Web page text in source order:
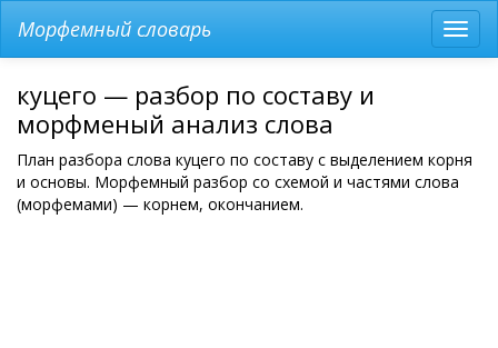
меню
Морфемный словарь
куцего — разбор по составу и
морфменый анализ слова
План разбора слова куцего по составу с выделением корня
и основы. Морфемный разбор со схемой и частями слова
(морфемами) — корнем, окончанием.